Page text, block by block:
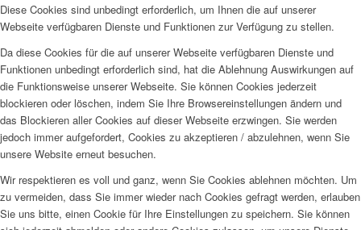
Diese Cookies sind unbedingt erforderlich, um Ihnen die auf unserer
Webseite verfügbaren Dienste und Funktionen zur Verfügung zu stellen.
Da diese Cookies für die auf unserer Webseite verfügbaren Dienste und
Funktionen unbedingt erforderlich sind, hat die Ablehnung Auswirkungen auf
die Funktionsweise unserer Webseite. Sie können Cookies jederzeit
blockieren oder löschen, indem Sie Ihre Browsereinstellungen ändern und
das Blockieren aller Cookies auf dieser Webseite erzwingen. Sie werden
jedoch immer aufgefordert, Cookies zu akzeptieren / abzulehnen, wenn Sie
unsere Website erneut besuchen.
Wir respektieren es voll und ganz, wenn Sie Cookies ablehnen möchten. Um
zu vermeiden, dass Sie immer wieder nach Cookies gefragt werden, erlauben
Sie uns bitte, einen Cookie für Ihre Einstellungen zu speichern. Sie können